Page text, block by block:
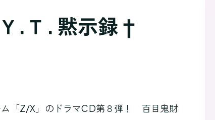
.Ｔ. 黙示録 †
ム「Z/X」のドラマCD第８弾！ 百目鬼財